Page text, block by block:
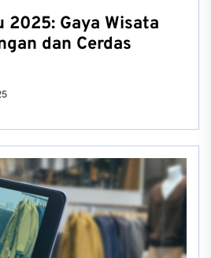
2025: Gaya Wisata
dan Cerdas